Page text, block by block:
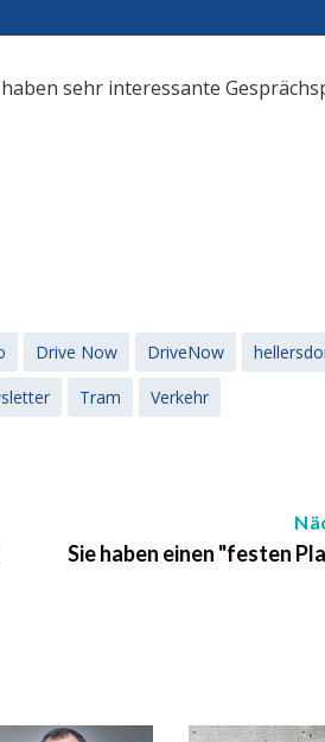
sehr interessante
Drive Now DriveNow
Tram Verkehr
Sie haben einen "festen